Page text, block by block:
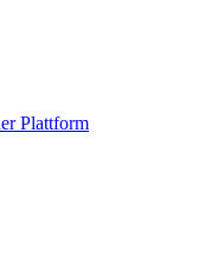
Plattform